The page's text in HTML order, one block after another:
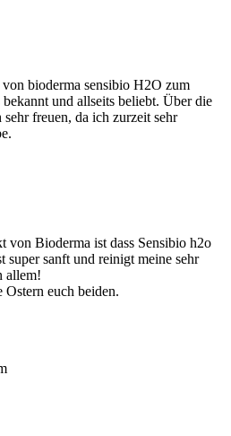
von bioderma sensibio H2O zum
und allseits beliebt. Über die
freuen, da ich zurzeit sehr
von Bioderma ist dass Sensibio h2o
super sanft und reinigt meine sehr
allem!
euch beiden.